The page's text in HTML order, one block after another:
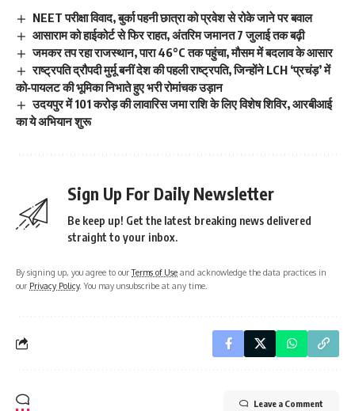
NEET परीक्षा विवाद, बुर्का पहनी छात्रा को प्रवेश से रोके जाने पर बवाल
आसाराम को हाईकोर्ट से फिर राहत, अंतरिम जमानत 7 जुलाई तक बढ़ी
जमकर तप रहा राजस्थान, पारा 46°C तक पहुंचा, मौसम में बदलाव के आसार
राष्ट्रपति द्रौपदी मुर्मू बनीं देश की पहली राष्ट्रपति, जिन्होंने LCH ‘प्रचंड़’ में
को‑पायलट की भूमिका निभाते हुए भरी रोमांचक उड़ान
उदयपुर में 101 करोड़ की लावारिस जमा राशि के लिए विशेष शिविर, आरबीआई
का ये अभियान शुरू
Sign Up For Daily Newsletter
Be keep up! Get the latest breaking news delivered
straight to your inbox.
By signing up, you agree to ourTerms of Use and acknowledge the data practices in
our Privacy Policy. You may unsubscribe at any time.
Leave a Comment